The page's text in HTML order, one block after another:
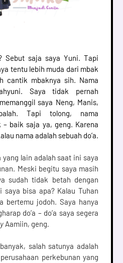
Sebut saja saya Yuni. Tapi
tentu lebih muda dari mbak
cantik mbaknya sih. Nama
Saya tidak pernah
saya Neng, Manis,
Tapi tolong, nama
– baik saja ya, geng. Karena
nama adalah sebuah do’a.
lain adalah saat ini saya
Meski begitu saya masih
sudah tidak betah dengan
bisa apa? Kalau Tuhan
bertemu jodoh. Saya hanya
do’a – do’a saya segera
Aamiin, geng.
salah satunya adalah
perkebunan yang